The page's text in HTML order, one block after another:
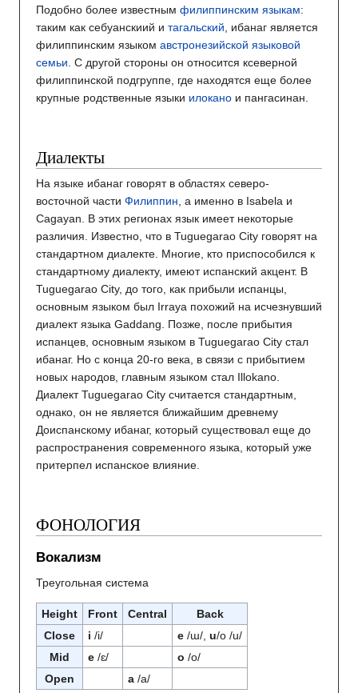
Подобно более известным филиппинским языкам:
таким как себуанскиий и тагальский, ибанаг является
филиппинским языком австронезийской языковой
семьи. С другой стороны он относится ксеверной
филиппинской подгруппе, где находятся еще более
крупные родственные языки илокано и пангасинан.
Диалекты
На языке ибанаг говорят в областях северо-
восточной части Филиппин, а именно в Isabela и
Cagayan. В этих регионах язык имеет некоторые
различия. Известно, что в Tuguegarao City говорят на
стандартном диалекте. Многие, кто приспособился к
стандартному диалекту, имеют испанский акцент. В
Tuguegarao City, до того, как прибыли испанцы,
основным языком был Irraya похожий на исчезнувший
диалект языка Gaddang. Позже, после прибытия
испанцев, основным языком в Tuguegarao City стал
ибанаг. Но с конца 20-го века, в связи с прибытием
новых народов, главным языком стал Illokano.
Диалект Tuguegarao City считается стандартным,
однако, он не является ближайшим древнему
Доиспанскому ибанаг, который существовал еще до
распространения современного языка, который уже
притерпел испанское влияние.
ФОНОЛОГИЯ
Вокализм
Треугольная система
Height Front Central
Back
Close
i /i/ e/ɯ/, u/o /u/
Mid
e/ɛ/ o /o/
Open
a/a/